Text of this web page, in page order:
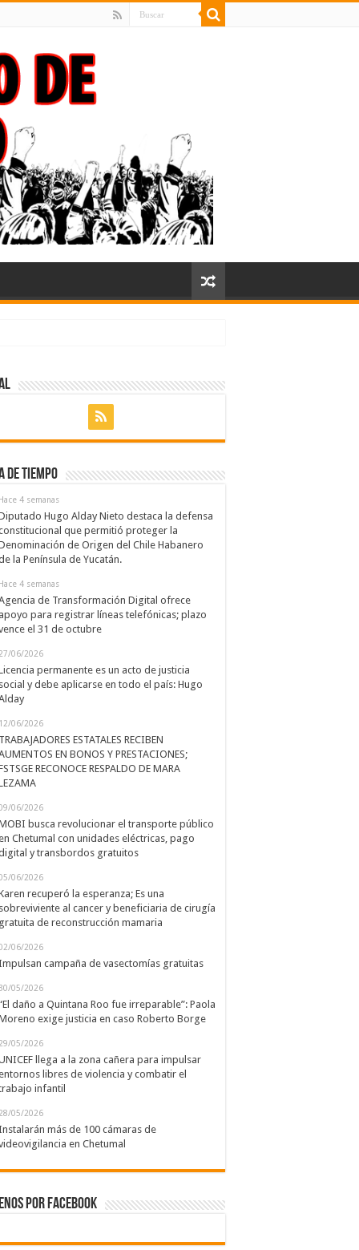
de Tiempo
Hace 4 semanas
Hugo Alday Nieto destaca la defensa
que permitió proteger la
de Origen del Chile Habanero
la Península de Yucatán.
Hace 4 semanas
de Transformación Digital ofrece
apoyo para registrar líneas telefónicas; plazo
el 31 de octubre
27/06/2026
permanente es un acto de justicia
social y debe aplicarse en todo el país: Hugo
12/06/2026
TRABAJADORES ESTATALES RECIBEN
EN BONOS Y PRESTACIONES;
RECONOCE RESPALDO DE MARA
06/2026
busca revolucionar el transporte público
Chetumal con unidades eléctricas, pago
y transbordos gratuitos
06/2026
recuperó la esperanza; Es una
sobreviviente al cancer y beneficiaria de cirugía
gratuita de reconstrucción mamaria
06/2026
campaña de vasectomías gratuitas
30/05/2026
daño a Quintana Roo fue irreparable”: Paola
exige justicia en caso Roberto Borge
29/05/2026
llega a la zona cañera para impulsar
libres de violencia y combatir el
infantil
28/05/2026
más de 100 cámaras de
en Chetumal
por Facebook